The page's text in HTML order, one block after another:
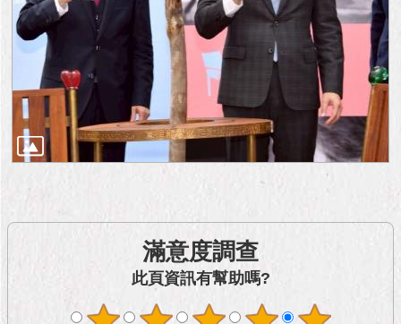
滿意度調查
此頁資訊有幫助嗎?